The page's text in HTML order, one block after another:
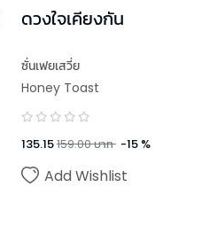
ดวงใจเคียงกัน
ซั่นเฟยเสวี่ย
Honey Toast
135.15159.00บาท -15 %
Add Wishlist